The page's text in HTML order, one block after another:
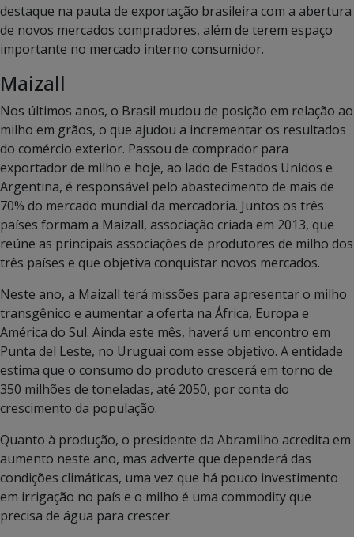
destaque na pauta de exportação brasileira com a abertura
de novos mercados compradores, além de terem espaço
importante no mercado interno consumidor.
Maizall
Nos últimos anos, o Brasil mudou de posição em relação ao
milho em grãos, o que ajudou a incrementar os resultados
do comércio exterior. Passou de comprador para
exportador de milho e hoje, ao lado de Estados Unidos e
Argentina, é responsável pelo abastecimento de mais de
70% do mercado mundial da mercadoria. Juntos os três
países formam a Maizall, associação criada em 2013, que
reúne as principais associações de produtores de milho dos
três países e que objetiva conquistar novos mercados.
Neste ano, a Maizall terá missões para apresentar o milho
transgênico e aumentar a oferta na África, Europa e
América do Sul. Ainda este mês, haverá um encontro em
Punta del Leste, no Uruguai com esse objetivo. A entidade
estima que o consumo do produto crescerá em torno de
350 milhões de toneladas, até 2050, por conta do
crescimento da população.
Quanto à produção, o presidente da Abramilho acredita em
aumento neste ano, mas adverte que dependerá das
condições climáticas, uma vez que há pouco investimento
em irrigação no país e o milho é uma commodity que
precisa de água para crescer.